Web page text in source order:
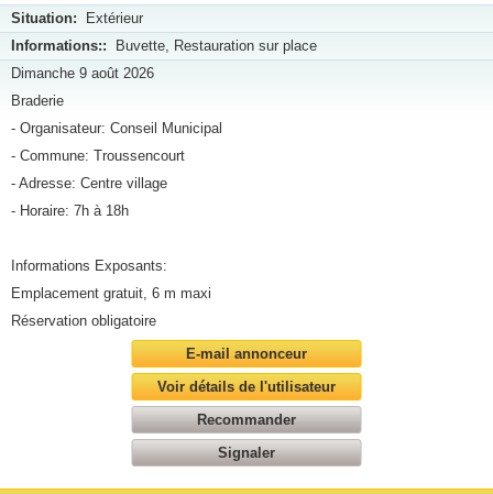
Situation: Extérieur
Informations:: Buvette, Restauration sur place
Dimanche 9 août 2026
Braderie
- Organisateur: Conseil Municipal
- Commune: Troussencourt
- Adresse: Centre village
- Horaire: 7h à 18h
Informations Exposants:
Emplacement gratuit, 6 m maxi
Réservation obligatoire
E-mail annonceur
Voir détails de l'utilisateur
Recommander
Signaler